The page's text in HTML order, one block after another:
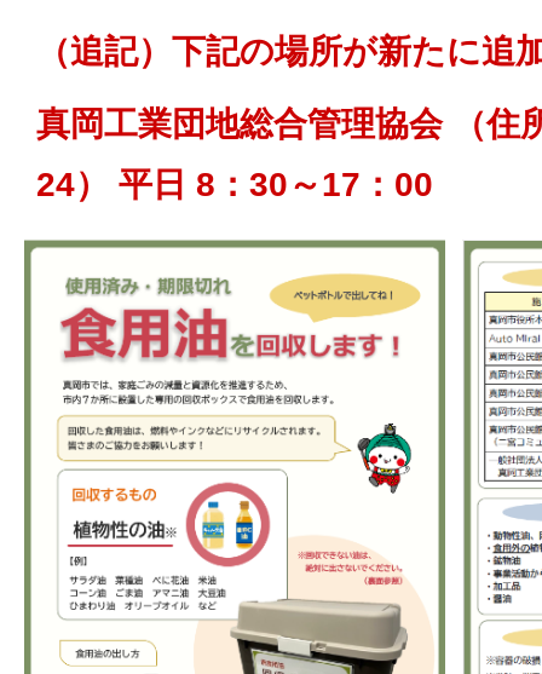
（追記）下記の場所が新たに追
真岡工業団地総合管理協会 （住
24） 平日 8：30～17：00